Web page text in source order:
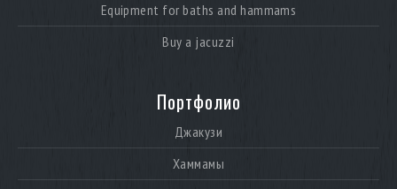
Equipment for baths and hammams
Buy a jacuzzi
Портфолио
Джакузи
Хаммамы